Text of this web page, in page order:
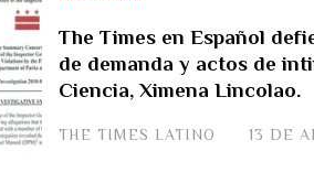
The Times en Español
de demanda y actos de
Ciencia, Ximena Lincolao.
THE TIMES LATINO 13 DE